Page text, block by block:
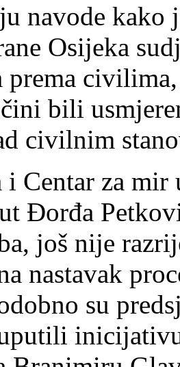
navode kako
Osijeka
prema
bili
civilnim
i Centar za
Đorđa
još nije
nastavak
su